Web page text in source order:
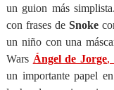
un guion más
con frases de Snoke
un niño con una
Wars Ángel de Jorge,
un importante papel